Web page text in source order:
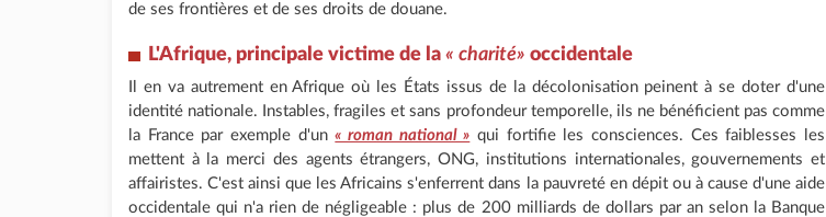
de ses frontières et de ses droits de douane.
L'Afrique, principale victime de la « charité» occidentale
Il en va autrement en Afrique où les États issus de la décolonisation peinent à se doter d'une
identité nationale. Instables, fragiles et sans profondeur temporelle, ils ne bénéficient pas comme
la France par exemple d'un« roman national » qui fortifie les consciences. Ces faiblesses les
mettent à la merci des agents étrangers, ONG, institutions internationales, gouvernements et
affairistes. C'est ainsi que les Africains s'enferrent dans la pauvreté en dépit ou à cause d'une aide
occidentale qui n'a rien de négligeable : plus de 200 milliards de dollars par an selon la Banque